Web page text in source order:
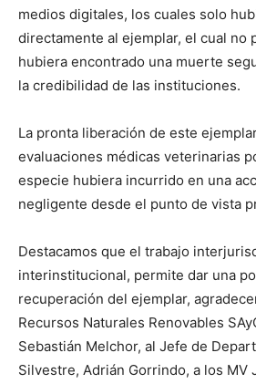
medios digitales, los cuales solo
directamente al ejemplar, el cual no
hubiera encontrado una muerte
la credibilidad de las instituciones.
La pronta liberación de este
evaluaciones médicas veterinarias
especie hubiera incurrido en una
negligente desde el punto de vista
Destacamos que el trabajo
interinstitucional, permite dar una
recuperación del ejemplar,
Recursos Naturales Renovables
Sebastián Melchor, al Jefe de
Silvestre, Adrián Gorrindo, a los MV